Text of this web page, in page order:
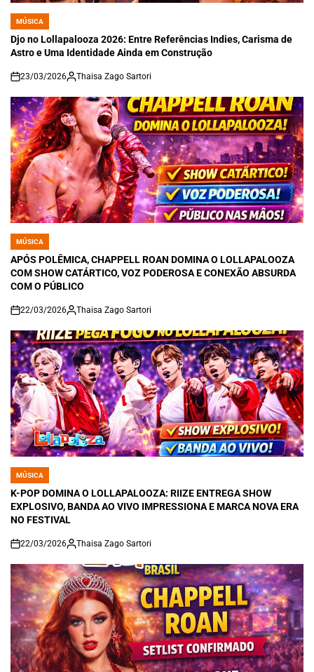
POSTED
IN
MÚSICA
Djo no Lollapalooza 2026: Entre Referências Indies, Carisma de
Astro e Uma Identidade Ainda em Construção
on
23/03/2026 Thaisa Zago Sartori
POSTED
IN
MÚSICA
APÓS POLÊMICA, CHAPPELL ROAN DOMINA O LOLLAPALOOZA
COM SHOW CATÁRTICO, VOZ PODEROSA E CONEXÃO ABSURDA
COM O PÚBLICO
on
22/03/2026 Thaisa Zago Sartori
POSTED
IN
MÚSICA
K-POP DOMINA O LOLLAPALOOZA: RIIZE ENTREGA SHOW
EXPLOSIVO, BANDA AO VIVO IMPRESSIONA E MARCA NOVA ERA
NO FESTIVAL
on
22/03/2026 Thaisa Zago Sartori